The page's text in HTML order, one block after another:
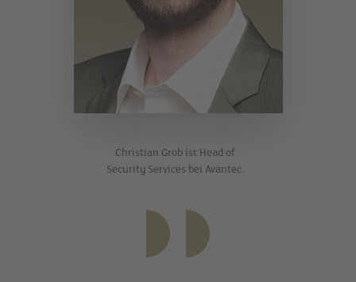
Christian Grob ist Head of
Security Services bei Avantec.